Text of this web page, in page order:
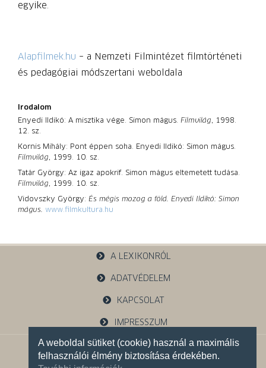
A weboldal sütiket (cookie) használ a maximális
felhasználói élmény biztosítása érdekében.
egyike.
Alapfilmek.hu – a Nemzeti Filmintézet filmtörténeti
és pedagógiai módszertani weboldala
Irodalom
Enyedi Ildikó: A misztika vége. Simon mágus. Filmvilág, 1998.
12. sz.
Kornis Mihály: Pont éppen soha. Enyedi Ildikó: Simon mágus.
Filmvilág, 1999. 10. sz.
Tatár György: Az igaz apokrif. Simon mágus eltemetett tudása.
Filmvilág, 1999. 10. sz.
Vidovszky György: És mégis mozog a föld. Enyedi Ildikó: Simon
mágus. www.filmkultura.hu
A LEXIKONRÓL
ADATVÉDELEM
KAPCSOLAT
IMPRESSZUM
1121 Budapest, Budakeszi u. 38.